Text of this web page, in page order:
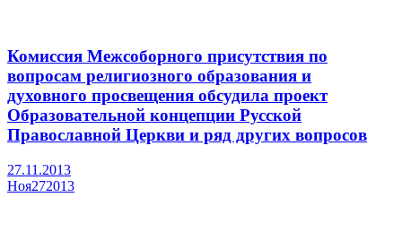
Комиссия Межсоборного присутствия по
вопросам религиозного образования и
духовного просвещения обсудила проект
Образовательной концепции Русской
Православной Церкви и ряд других вопросов
27.11.2013
Ноя272013